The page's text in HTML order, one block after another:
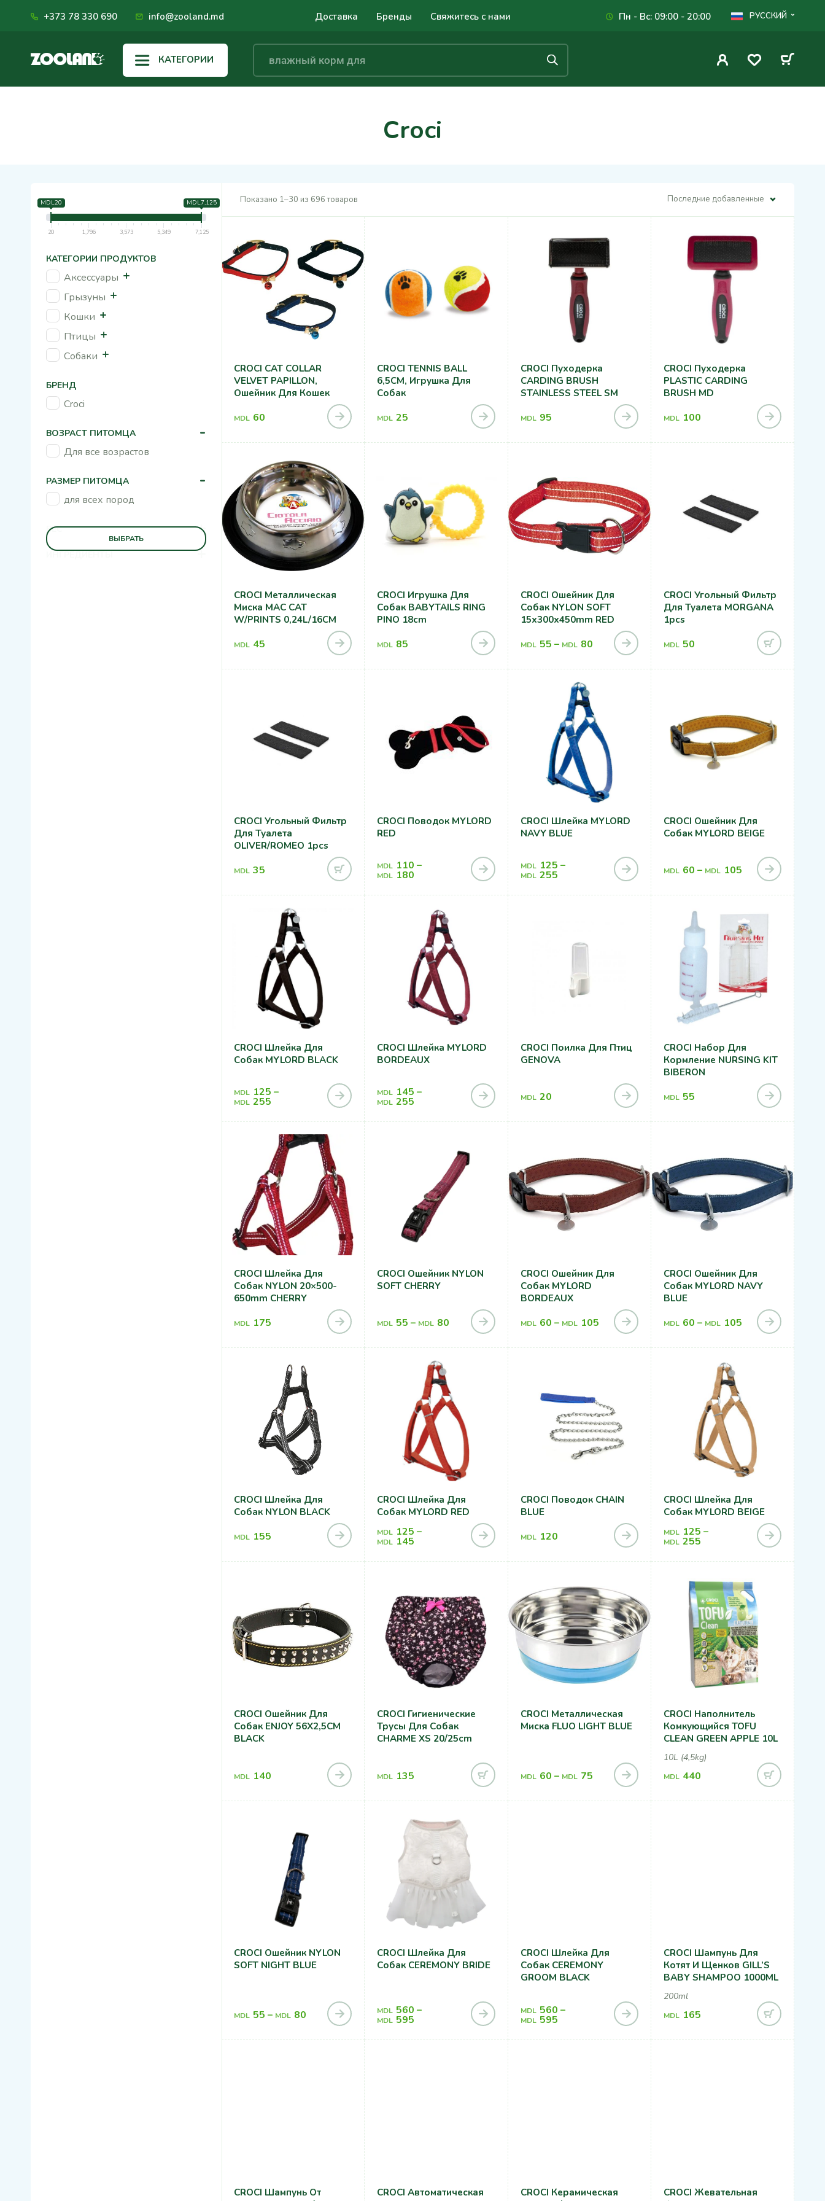
+373 78 330 690 info@zooland.md Доставка Бренды Свяжитесь с нами Пн - Вс: 09:00 - 20:00 РУССКИЙ
КАТЕГОРИИ
Croci
MDL20 MDL7,125
20 1,796 3,573 5,349 7,125
КАТЕГОРИИ ПРОДУКТОВ
Аксессуары
Грызуны
Кошки
Птицы
Собаки
БРЕНД
Croci
ВОЗРАСТ ПИТОМЦА -
Для все возрастов
РАЗМЕР ПИТОМЦА -
для всех пород
ВЕС +
ИНГРЕДИЕНТЫ +
ВЫБРАТЬ
Показано 1–30 из 696 товаров Последние добавленные
CROCI CAT COLLAR
VELVET PAPILLON,
Ошейник Для Кошек
MDL 60
CROCI TENNIS BALL
6,5CM, Игрушка Для
Собак
MDL 25
CROCI Пуходерка
CARDING BRUSH
STAINLESS STEEL SM
MDL 95
CROCI Пуходерка
PLASTIC CARDING
BRUSH MD
MDL 100
CROCI Металлическая
Миска MAC CAT
W/PRINTS 0,24L/16CM
MDL 45
CROCI Игрушка Для
Собак BABYTAILS RING
PINO 18cm
MDL 85
CROCI Ошейник Для
Собак NYLON SOFT
15x300x450mm RED
MDL 55 – MDL 80
CROCI Угольный Фильтр
Для Туалета MORGANA
1pcs
MDL 50
CROCI Угольный Фильтр
Для Туалета
OLIVER/ROMEO 1pcs
MDL 35
CROCI Поводок MYLORD
RED
MDL 110 –
MDL 180
CROCI Шлейка MYLORD
NAVY BLUE
MDL 125 –
MDL 255
CROCI Ошейник Для
Собак MYLORD BEIGE
MDL 60 – MDL 105
CROCI Шлейка Для
Собак MYLORD BLACK
MDL 125 –
MDL 255
CROCI Шлейка MYLORD
BORDEAUX
MDL 145 –
MDL 255
CROCI Поилка Для Птиц
GENOVA
MDL 20
CROCI Набор Для
Кормление NURSING KIT
BIBERON
MDL 55
CROCI Шлейка Для
Собак NYLON 20×500-
650mm CHERRY
MDL 175
CROCI Ошейник NYLON
SOFT CHERRY
MDL 55 – MDL 80
CROCI Ошейник Для
Собак MYLORD
BORDEAUX
MDL 60 – MDL 105
CROCI Ошейник Для
Собак MYLORD NAVY
BLUE
MDL 60 – MDL 105
CROCI Шлейка Для
Собак NYLON BLACK
MDL 155
CROCI Шлейка Для
Собак MYLORD RED
MDL 125 –
MDL 145
CROCI Поводок CHAIN
BLUE
MDL 120
CROCI Шлейка Для
Собак MYLORD BEIGE
MDL 125 –
MDL 255
CROCI Ошейник Для
Собак ENJOY 56X2,5CM
BLACK
MDL 140
CROCI Гигиенические
Трусы Для Собак
CHARME XS 20/25cm
MDL 135
CROCI Металлическая
Миска FLUO LIGHT BLUE
MDL 60 – MDL 75
CROCI Наполнитель
Комкующийся TOFU
CLEAN GREEN APPLE 10L
10L (4,5kg)
MDL 440
CROCI Ошейник NYLON
SOFT NIGHT BLUE
MDL 55 – MDL 80
CROCI Шлейка Для
Собак CEREMONY BRIDE
MDL 560 –
MDL 595
CROCI Шлейка Для
Собак CEREMONY
GROOM BLACK
MDL 560 –
MDL 595
CROCI Шампунь Для
Котят И Щенков GILL’S
BABY SHAMPOO 1000ML
200ml
MDL 165
CROCI Шампунь От
CROCI Автоматическая
CROCI Керамическая
CROCI Жевательная